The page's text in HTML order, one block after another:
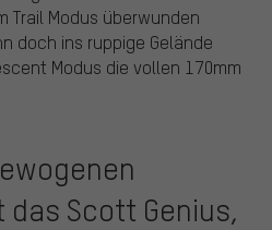
Trail Modus überwunden
doch ins ruppige Gelände
Modus die vollen 170mm
das Scott Genius,